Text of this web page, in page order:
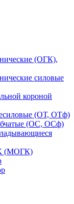
(ОГК),
силовые
короной
(ОТ, ОТф)
(ОС, ОСф)
(МОГК)